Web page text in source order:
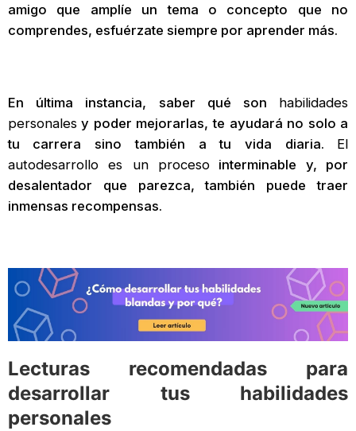
amigo que amplíe un tema o concepto que no
comprendes, esfuérzate siempre por aprender más.
En última instancia, saber qué son habilidades
personalesy poder mejorarlas, te ayudará no solo a
tu carrera sino también a tu vida diaria. El
autodesarrollo es un proceso interminable y, por
desalentador que parezca, también puede traer
inmensas recompensas.
Lecturas recomendadas para
desarrollar tus habilidades
personales